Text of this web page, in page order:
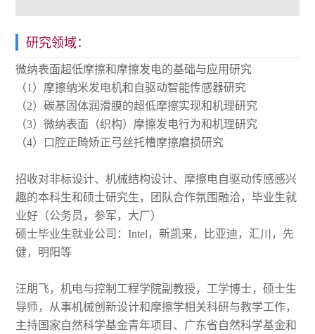
研究领域：
微纳表面超低摩擦和摩擦发电的基础与应用研究
（1）摩擦纳米发电机和自驱动智能传感器研究
（2）碳基固体润滑膜的超低摩擦实现和机理研究
（3）微纳表面（织构）摩擦发电行为和机理研究
（4）口腔正畸矫正弓丝托槽摩擦磨损研究
招收对非标设计、机械结构设计、摩擦电自驱动传感感兴
趣的本科生和硕士研究生，团队合作氛围融洽，毕业生就
业好（公务员，参军，大厂）
硕士毕业生就业公司：Intel，新凯来，比亚迪，汇川，先
健，明阳等
汪朋飞，机电与控制工程学院副教授，工学博士，硕士生
导师，从事机械创新设计和摩擦学相关科研与教学工作，
主持国家自然科学基金青年项目、广东省自然科学基金和